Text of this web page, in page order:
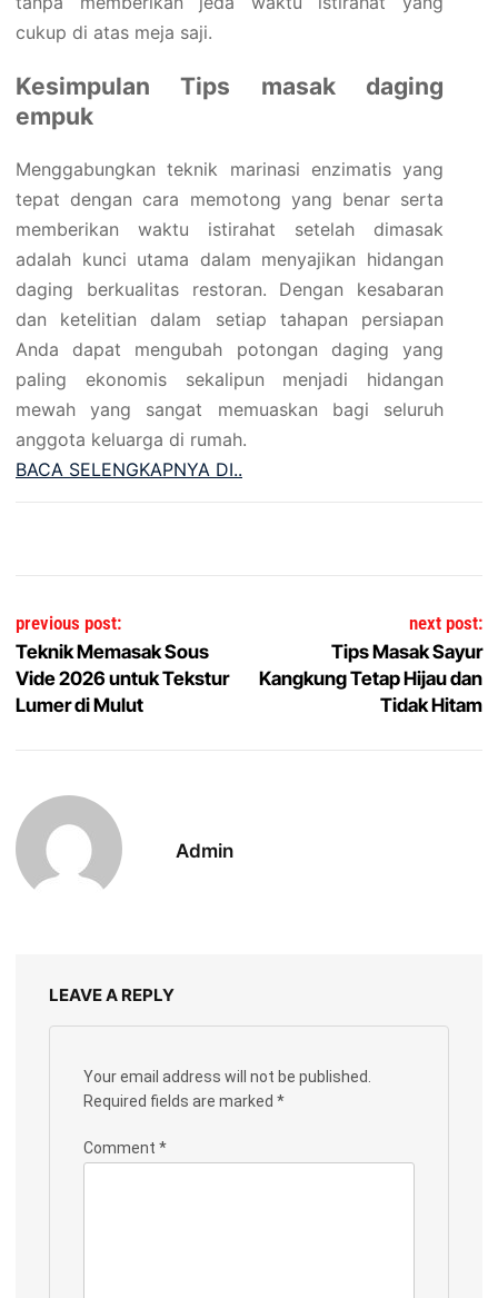
cukup di atas meja saji.
Kesimpulan Tips masak daging
empuk
Menggabungkan teknik marinasi enzimatis yang
tepat dengan cara memotong yang benar serta
memberikan waktu istirahat setelah dimasak
adalah kunci utama dalam menyajikan hidangan
daging berkualitas restoran. Dengan kesabaran
dan ketelitian dalam setiap tahapan persiapan
Anda dapat mengubah potongan daging yang
paling ekonomis sekalipun menjadi hidangan
mewah yang sangat memuaskan bagi seluruh
anggota keluarga di rumah.
BACA SELENGKAPNYA DI..
Post navigation
previous post:
Teknik Memasak Sous
Vide 2026 untuk Tekstur
Lumer di Mulut
next post:
Tips Masak Sayur
Kangkung Tetap Hijau dan
Tidak Hitam
Admin
LEAVE A REPLY
Your email address will not be published.
Required fields are marked *
Comment *